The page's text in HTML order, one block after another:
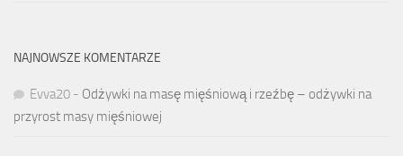
NAJNOWSZE KOMENTARZE
Evva20 - Odżywki na masę mięśniową i rzeźbę – odżywki na
przyrost masy mięśniowej